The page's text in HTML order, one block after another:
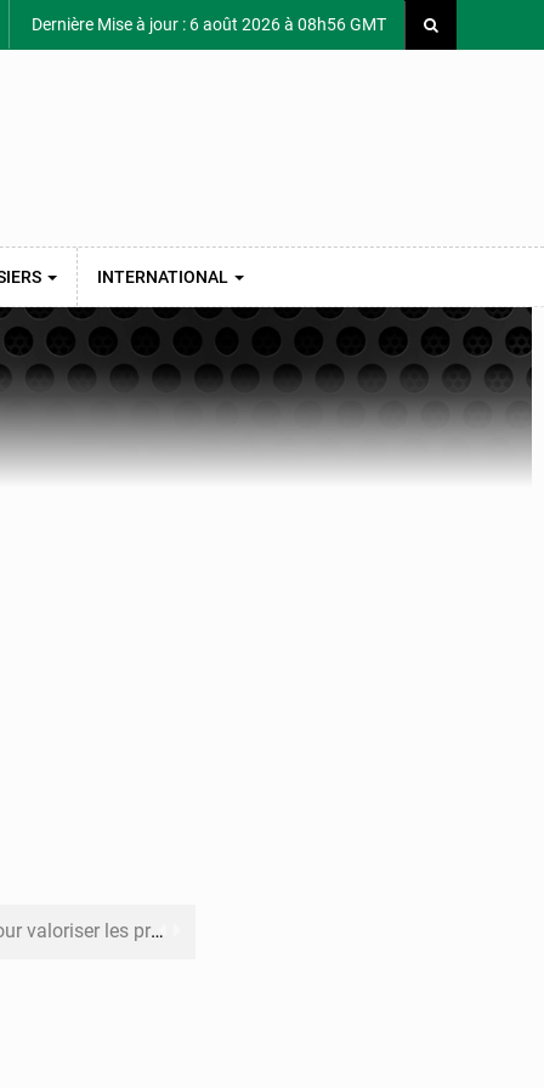
Dernière Mise à jour : 6 août 2026 à 08h56 GMT
INTERNATIONAL
forestiers non ligneux